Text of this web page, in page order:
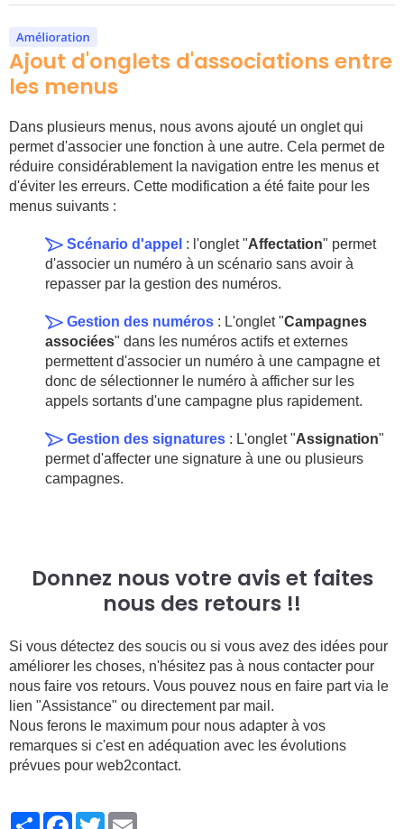
Ajout d'onglets d'associations entre
les menus
Dans plusieurs menus, nous avons ajouté un onglet qui
permet d'associer une fonction à une autre. Cela permet de
réduire considérablement la navigation entre les menus et
d'éviter les erreurs. Cette modification a été faite pour les
menus suivants :
Scénario d'appel : l'onglet "Affectation" permet
d'associer un numéro à un scénario sans avoir à
repasser par la gestion des numéros.
Gestion des numéros : L'onglet "Campagnes
associées" dans les numéros actifs et externes
permettent d'associer un numéro à une campagne et
donc de sélectionner le numéro à afficher sur les
appels sortants d'une campagne plus rapidement.
Gestion des signatures : L'onglet "Assignation"
permet d'affecter une signature à une ou plusieurs
campagnes.
Donnez nous votre avis et faites
nous des retours !!
Si vous détectez des soucis ou si vous avez des idées pour
améliorer les choses, n'hésitez pas à nous contacter pour
nous faire vos retours. Vous pouvez nous en faire part via le
lien "Assistance" ou directement par mail.
Nous ferons le maximum pour nous adapter à vos
remarques si c'est en adéquation avec les évolutions
prévues pour web2contact.
PartagerFacebook
Twitter